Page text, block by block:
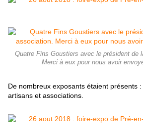
Quatre Fins Goustiers avec le président de
Merci à eux pour nous avoir
De nombreux exposants étaient présents
artisans et associations.